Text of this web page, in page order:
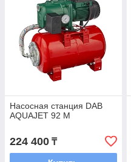
Насосная станция DAB
AQUAJET 92 M
224 400 ₸